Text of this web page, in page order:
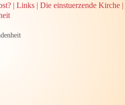
| Links | Die einstuerzende Kirche |